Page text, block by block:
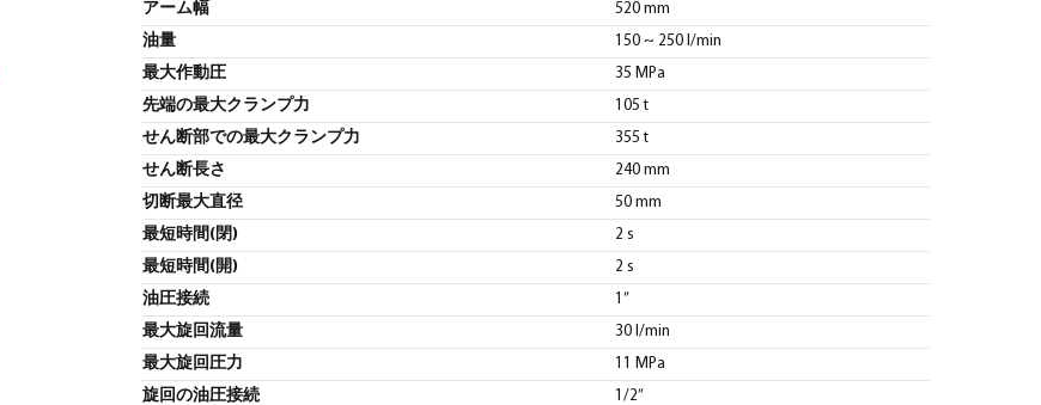
アーム幅 520 mm
油量 150 ~ 250 l/min
最大作動圧 35 MPa
先端の最大クランプ力 105 t
せん断部での最大クランプ力 355 t
せん断長さ 240 mm
切断最大直径 50 mm
最短時間(閉) 2 s
最短時間(開) 2 s
油圧接続 1”
最大旋回流量 30 l/min
最大旋回圧力 11 MPa
旋回の油圧接続 1/2”